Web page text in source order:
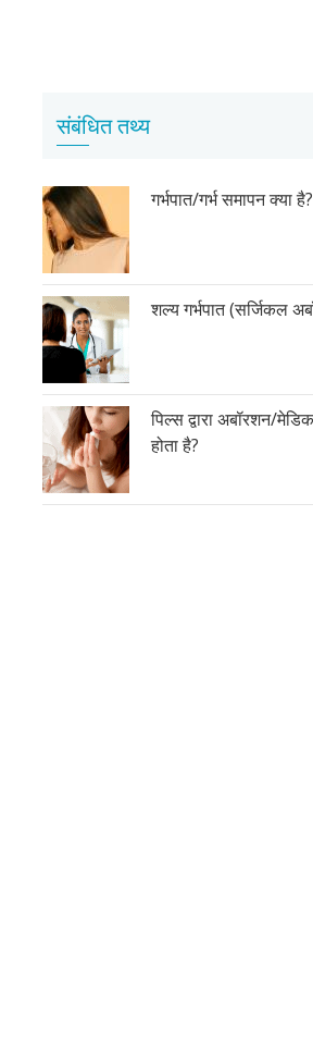
संबंधित तथ्य
गर्भपात/गर्भ समापन क्या है?
शल्य गर्भपात (सर्जिकल
पिल्स द्वारा अबॉरशन/
होता है?